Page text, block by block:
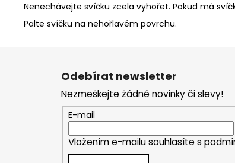
Nenechávejte svíčku zcela vyhořet. Pokud má
Palte svíčku na nehořlavém povrchu.
Z
Odebírat newsletter
Nezmeškejte žádné novinky či slevy!
E-mail
Vložením e-mailu souhlasíte s